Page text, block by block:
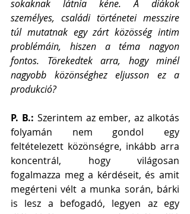
sokaknak látnia kéne. A diákok
személyes, családi történetei messzire
túl mutatnak egy zárt közösség intim
problémáin, hiszen a téma nagyon
fontos. Törekedtek arra, hogy minél
nagyobb közönséghez eljusson ez a
produkció?
P. B.: Szerintem az ember, az alkotás
folyamán nem gondol egy
feltételezett közönségre, inkább arra
koncentrál, hogy világosan
fogalmazza meg a kérdéseit, és amit
megérteni vélt a munka során, bárki
is lesz a befogadó, legyen az egy